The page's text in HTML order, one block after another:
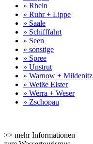
» Rhein
» Ruhr + Lippe
» Saale
» Schifffahrt
» Seen
» sonstige
» Spree
» Unstrut
» Warnow + Mildenitz
» Weiße Elster
» Werra + Weser
» Zschopau
>> mehr Informationen